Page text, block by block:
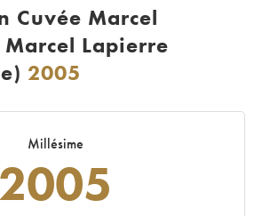
Cuvée Marcel
Lapierre
2005
Millésime
2005